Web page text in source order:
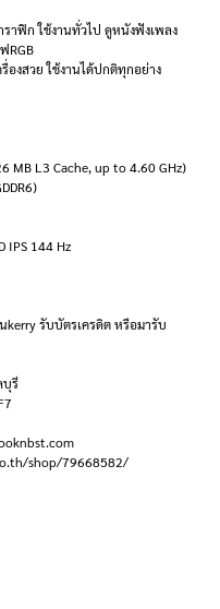
าฟิก ใช้งานทั่วไป ดูหนังฟังเพลง
RGB
องสวย ใช้งานได้ปกติทุกอย่าง
MB L3 Cache, up to 4.60 GHz)
IPS 144 Hz
รับบัตรเครดิต หรือมารับ
บุรี
shop/79668582/